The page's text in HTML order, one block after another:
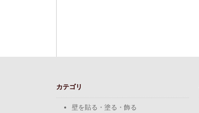
カテゴリ
壁を貼る・塗る・飾る